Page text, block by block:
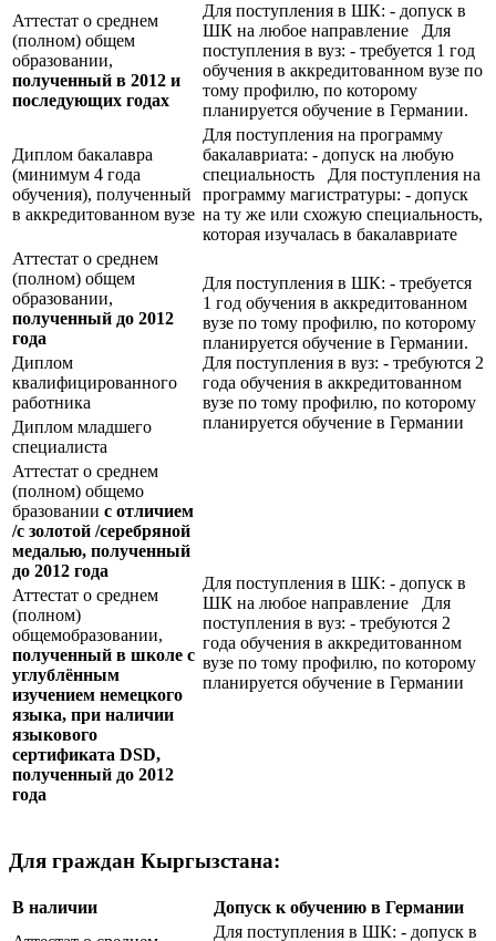
Аттестат о среднем
(полном) общем
образовании,
полученный в 2012 и
последующих годах
Для поступления в ШК: - допуск в
ШК на любое направление Для
поступления в вуз: - требуется 1 год
обучения в аккредитованном вузе по
тому профилю, по которому
планируется обучение в Германии.
Диплом бакалавра
(минимум 4 года
обучения), полученный
в аккредитованном вузе
Для поступления на программу
бакалавриата: - допуск на любую
специальность Для поступления на
программу магистратуры: - допуск
на ту же или схожую специальность,
которая изучалась в бакалавриате
Аттестат о среднем
(полном) общем
образовании,
полученный до 2012
года
Для поступления в ШК: - требуется
1 год обучения в аккредитованном
вузе по тому профилю, по которому
планируется обучение в Германии.
Для поступления в вуз: - требуются 2
года обучения в аккредитованном
вузе по тому профилю, по которому
планируется обучение в Германии
Диплом
квалифицированного
работника
Диплом младшего
специалиста
Аттестат о среднем
(полном) общемо
бразовании с отличием
/с золотой /серебряной
медалью, полученный
до 2012 года
Для поступления в ШК: - допуск в
ШК на любое направление Для
поступления в вуз: - требуются 2
года обучения в аккредитованном
вузе по тому профилю, по которому
планируется обучение в Германии
Аттестат о среднем
(полном)
общемобразовании,
полученный в школе с
углублённым
изучением немецкого
языка, при наличии
языкового
сертификата DSD,
полученный до 2012
года
Для граждан Кыргызстана:
В наличии
Допуск к обучению в Германии
Для поступления в ШК: - допуск в